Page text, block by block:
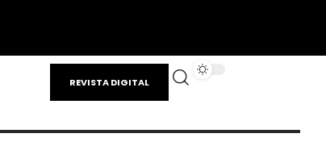
REVISTA DIGITAL